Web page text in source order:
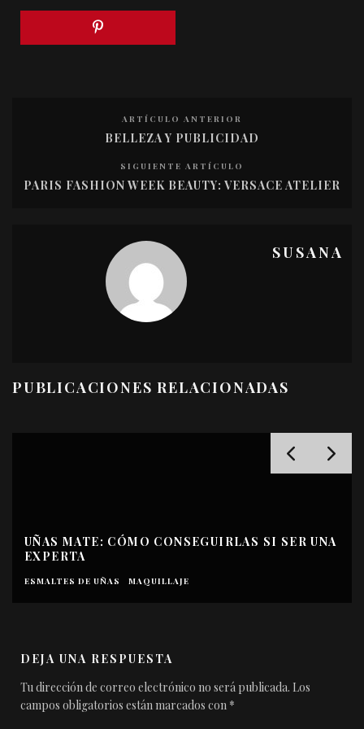
ARTÍCULO ANTERIOR
BELLEZA Y PUBLICIDAD
SIGUIENTE ARTÍCULO
PARIS FASHION WEEK BEAUTY: VERSACE ATELIER
SUSANA
PUBLICACIONES RELACIONADAS
UÑAS MATE: CÓMO CONSEGUIRLAS SI SER UNA
EXPERTA
ESMALTES DE UÑAS MAQUILLAJE
DEJA UNA RESPUESTA
Tu dirección de correo electrónico no será publicada. Los
campos obligatorios están marcados con *